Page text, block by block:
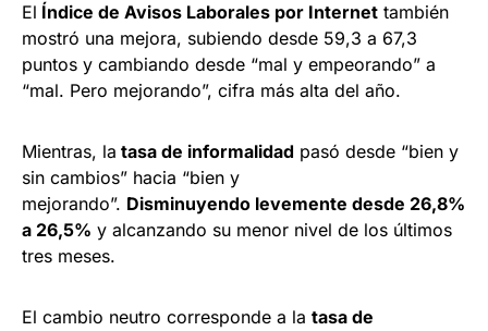
El Índice de Avisos Laborales por Internet también
mostró una mejora, subiendo desde 59,3 a 67,3
puntos y cambiando desde “mal y empeorando” a
“mal. Pero mejorando”, cifra más alta del año.
Mientras, la tasa de informalidad pasó desde “bien y
sin cambios” hacia “bien y
mejorando”. Disminuyendo levemente desde 26,8%
a 26,5% y alcanzando su menor nivel de los últimos
tres meses.
El cambio neutro corresponde a la tasa de